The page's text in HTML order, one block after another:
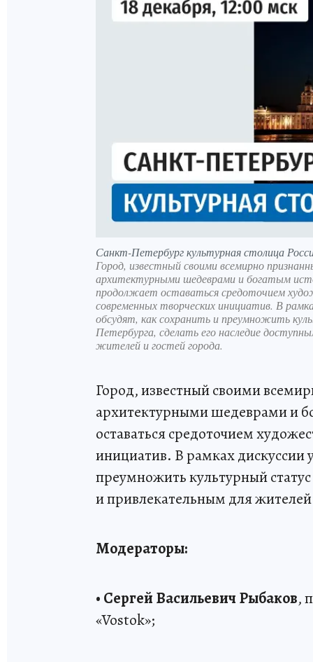
Санкт-Петербург культурная столица
Город, известный своими всемирно
архитектурными шедеврами и богатым
продолжает оставаться средоточием
современных творческих инициатив. В
обсудят, как сохранить и преумножить
Петербурга, сделать его наследие
жителей и гостей города.
Город, известный своими
архитектурными шедеврами и
оставаться средоточием
инициатив. В рамках дискуссии
преумножить культурный
и привлекательным для жителей
Модераторы:
• Сергей Васильевич Рыбаков,
«Vostok»;